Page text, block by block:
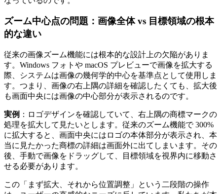
ズーム中心点の問題：画像全体 vs 目標領域の根本
的な違い
従来の画像ズーム機能には根本的な設計上の欠陥がありま
す。Windows フォトや macOS プレビューで画像を拡大する
際、システムは画像の幾何学的中心を基準点として使用しま
す。つまり、画像の右上隅の詳細を確認したくても、拡大後
も画面中央には画像の中心部分が表示されるのです。
実例 ：ロゴデザインを確認していて、右上隅の商標マークの
処理を拡大して見たいとします。従来のズーム機能で 300%
に拡大すると、画面中央にはロゴの本体部分が表示され、本
当に見たかった商標の詳細は画面外に出てしまいます。その
後、手動で画像をドラッグして、目標領域を視界内に移動さ
せる必要があります。
この「まず拡大、それから位置調整」という二段階の操作